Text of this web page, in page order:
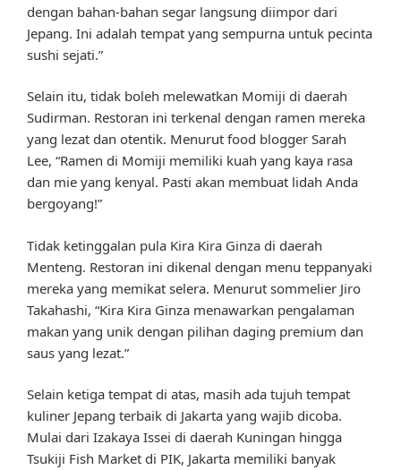
dengan bahan-bahan segar langsung diimpor dari
Jepang. Ini adalah tempat yang sempurna untuk pecinta
sushi sejati.”
Selain itu, tidak boleh melewatkan Momiji di daerah
Sudirman. Restoran ini terkenal dengan ramen mereka
yang lezat dan otentik. Menurut food blogger Sarah
Lee, “Ramen di Momiji memiliki kuah yang kaya rasa
dan mie yang kenyal. Pasti akan membuat lidah Anda
bergoyang!”
Tidak ketinggalan pula Kira Kira Ginza di daerah
Menteng. Restoran ini dikenal dengan menu teppanyaki
mereka yang memikat selera. Menurut sommelier Jiro
Takahashi, “Kira Kira Ginza menawarkan pengalaman
makan yang unik dengan pilihan daging premium dan
saus yang lezat.”
Selain ketiga tempat di atas, masih ada tujuh tempat
kuliner Jepang terbaik di Jakarta yang wajib dicoba.
Mulai dari Izakaya Issei di daerah Kuningan hingga
Tsukiji Fish Market di PIK, Jakarta memiliki banyak